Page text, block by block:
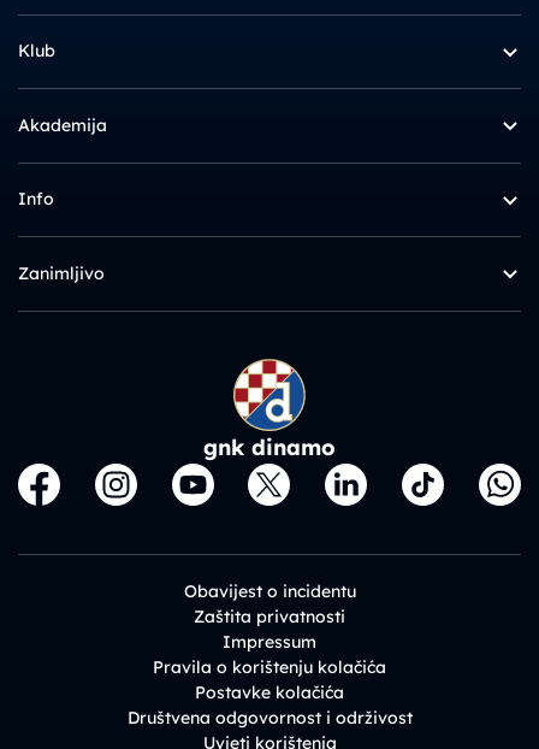
Klub
Akademija
Info
Zanimljivo
gnk dinamo
Obavijest o incidentu
Zaštita privatnosti
Impressum
Pravila o korištenju kolačića
Postavke kolačića
Društvena odgovornost i održivost
Uvjeti korištenja